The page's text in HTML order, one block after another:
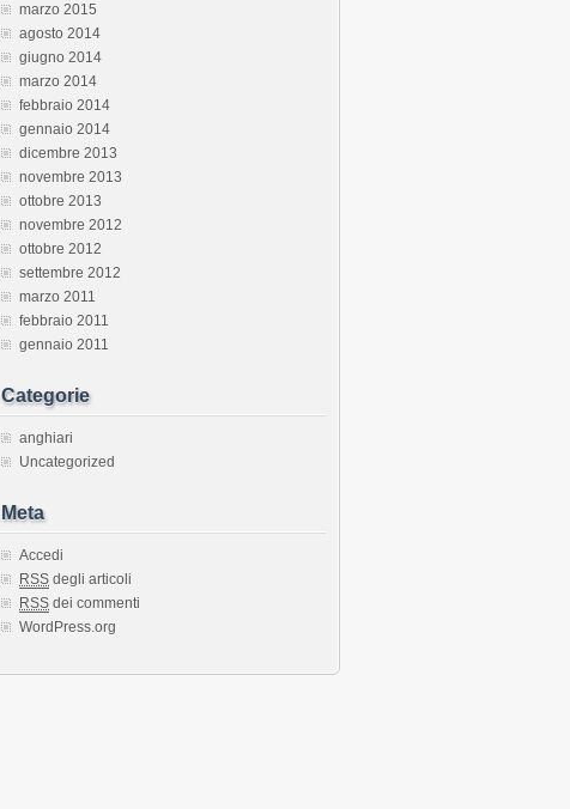
marzo 2015
agosto 2014
giugno 2014
marzo 2014
febbraio 2014
gennaio 2014
dicembre 2013
novembre 2013
ottobre 2013
novembre 2012
ottobre 2012
settembre 2012
marzo 2011
febbraio 2011
gennaio 2011
Categorie
anghiari
Uncategorized
Meta
Accedi
RSS degli articoli
RSS dei commenti
WordPress.org